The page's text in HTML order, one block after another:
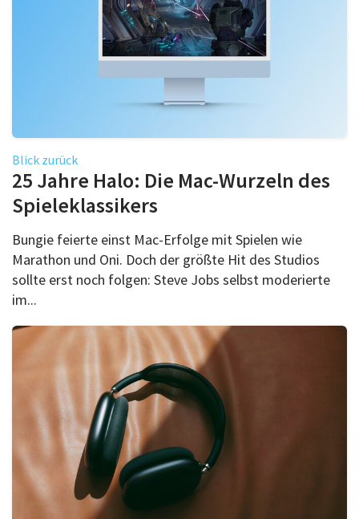
Blick zurück
25 Jahre Halo: Die Mac-Wurzeln des
Spieleklassikers
Bungie feierte einst Mac-Erfolge mit Spielen wie
Marathon und Oni. Doch der größte Hit des Studios
sollte erst noch folgen: Steve Jobs selbst moderierte
im...